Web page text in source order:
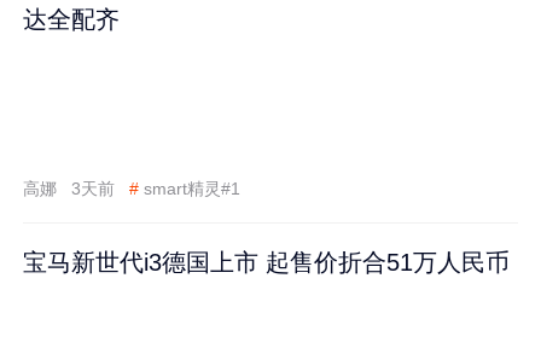
达全配齐
高娜 3天前 # smart精灵#1
宝马新世代i3德国上市 起售价折合51万人民币